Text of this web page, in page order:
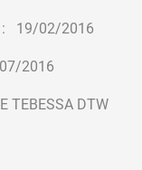
: 19/02/2016
2016
TEBESSA DTW